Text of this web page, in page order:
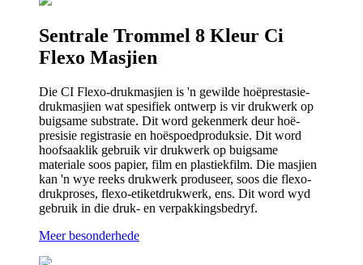
Sentrale Trommel 8 Kleur Ci
Flexo Masjien
Die CI Flexo-drukmasjien is 'n gewilde hoëprestasie-
drukmasjien wat spesifiek ontwerp is vir drukwerk op
buigsame substrate. Dit word gekenmerk deur hoë-
presisie registrasie en hoëspoedproduksie. Dit word
hoofsaaklik gebruik vir drukwerk op buigsame
materiale soos papier, film en plastiekfilm. Die masjien
kan 'n wye reeks drukwerk produseer, soos die flexo-
drukproses, flexo-etiketdrukwerk, ens. Dit word wyd
gebruik in die druk- en verpakkingsbedryf.
Meer besonderhede